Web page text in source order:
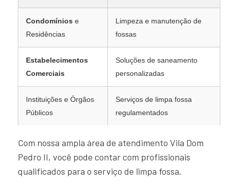
Condomínios e
Residências
Limpeza e manutenção de
fossas
Estabelecimentos
Comerciais
Soluções de saneamento
personalizadas
Instituições e Órgãos
Públicos
Serviços de limpa fossa
regulamentados
Com nossa ampla área de atendimento Vila Dom
Pedro II, você pode contar com profissionais
qualificados para o serviço de limpa fossa.